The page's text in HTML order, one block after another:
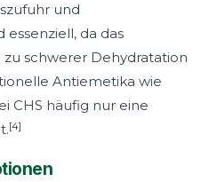
und
essenziell, da das
schwerer Dehydratation
Antiemetika wie
CHS häufig nur eine
[4]